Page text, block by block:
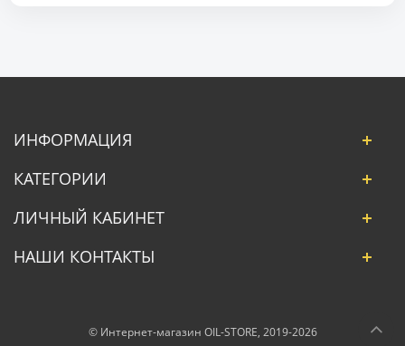
ИНФОРМАЦИЯ
КАТЕГОРИИ
ЛИЧНЫЙ КАБИНЕТ
НАШИ КОНТАКТЫ
© Интернет-магазин OIL-STORE, 2019-2026